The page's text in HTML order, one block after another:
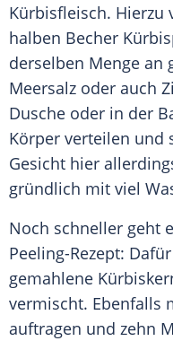
Kürbisfleisch. Hierzu
halben Becher
derselben Menge an
Meersalz oder auch
Dusche oder in der
Körper verteilen und
Gesicht hier
gründlich mit viel
Noch schneller geht
Peeling-Rezept:
gemahlene
vermischt. Ebenfalls
auftragen und zehn